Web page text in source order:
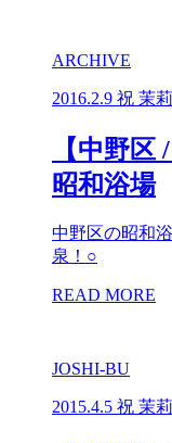
ARCHIVE
2016.2.9 祝 茉莉
【中野区
昭和浴場
中野区の昭和
泉！○
READ MORE
JOSHI-BU
2015.4.5 祝 茉莉